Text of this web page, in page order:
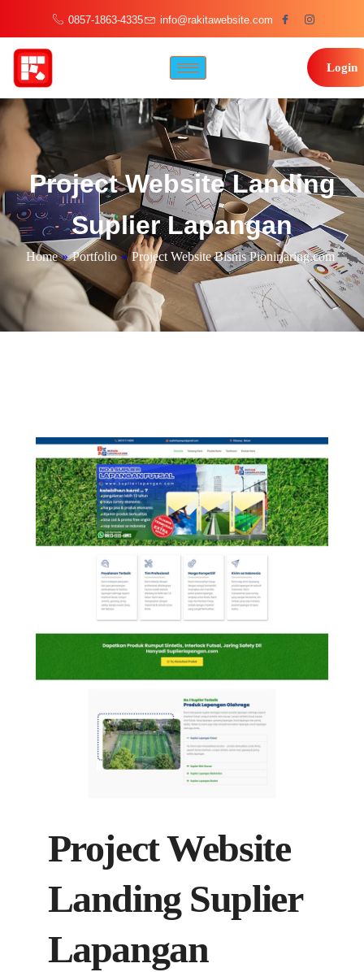
0857-1863-4335 info@rakitawebsite.com
Login
Project Website Landing
Suplier Lapangan
Home » Portfolio » Project Website Bisnis Pionirjaring.com
Project Website
Landing Suplier
Lapangan